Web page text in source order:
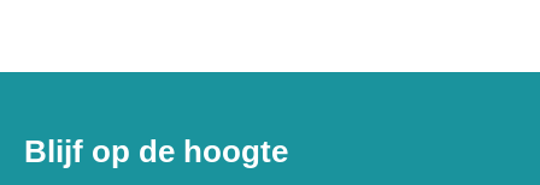
Blijf op de hoogte